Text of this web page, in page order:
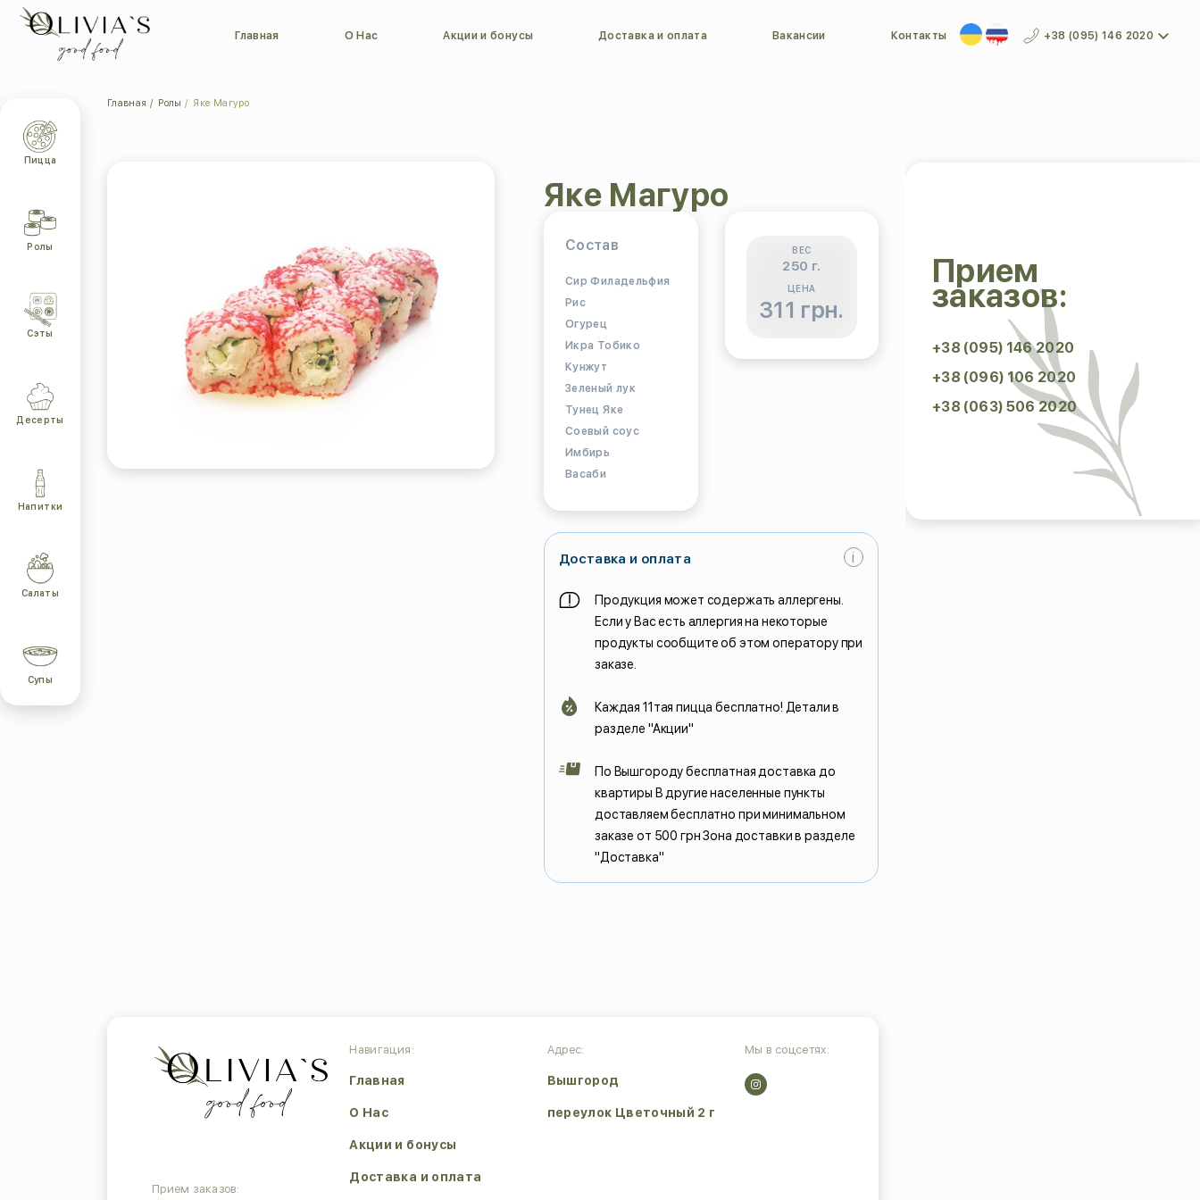
Главная О Нас Акции и бонусы Доставка и оплата Вакансии Контакты +38 (095) 146 2020
Пицца
Ролы
Сэты
Десерты
Напитки
Салаты
Супы
Главная Ролы Яке Магуро
Яке Магуро
Состав
Сир Филадельфия
Рис
Огурец
Икра Тобико
Кунжут
Зеленый лук
Тунец Яке
Соевый соус
Имбирь
Васаби
ВЕС
250 г.
ЦЕНА
311 грн.
i
Доставка и оплата
Продукция может содержать аллергены.
Если у Вас есть аллергия на некоторые
продукты сообщите об этом оператору при
заказе.
Каждая 11тая пицца бесплатно! Детали в
разделе "Акции"
По Вышгороду бесплатная доставка до
квартиры В другие населенные пункты
доставляем бесплатно при минимальном
заказе от 500 грн Зона доставки в разделе
"Доставка"
Навигация:
Главная
О Нас
Акции и бонусы
Доставка и оплата
Адрес:
Вышгород
переулок Цветочный 2 г
Мы в соцсетях:
Прием заказов:
Прием
заказов:
+38 (095) 146 2020
+38 (096) 106 2020
+38 (063) 506 2020